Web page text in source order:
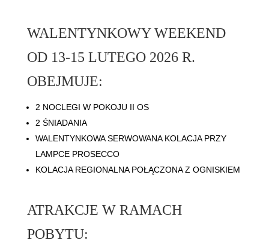
WALENTYNKOWY WEEKEND
OD 13-15 LUTEGO 2026 R.
OBEJMUJE:
2 NOCLEGI W POKOJU II OS
2 ŚNIADANIA
WALENTYNKOWA SERWOWANA KOLACJA PRZY
LAMPCE PROSECCO
KOLACJA REGIONALNA POŁĄCZONA Z OGNISKIEM
ATRAKCJE W RAMACH
POBYTU: